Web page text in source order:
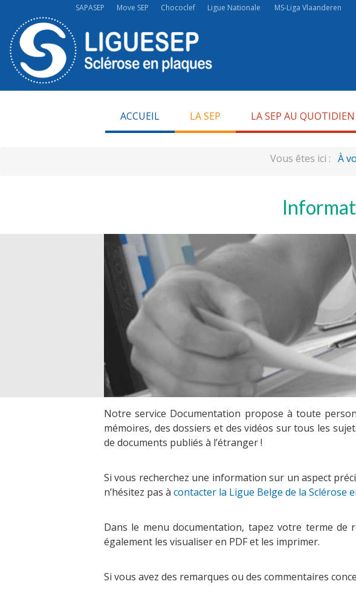
Ligue Nationale MS-Liga Vlaanderen
SAPASEP Move SEP Chococlef
ACCUEIL LA SEP LA SEP AU QUOTIDIEN
Vous êtes ici : À
Notre service Documentation propose à toute
mémoires, des dossiers et des vidéos sur tous les
de documents publiés à l’étranger !
Si vous recherchez une information sur un aspect
n’hésitez pas à contacter la Ligue Belge de la Sclérose
Dans le menu documentation, tapez votre terme de
également les visualiser en PDF et les imprimer.
Si vous avez des remarques ou des commentaires